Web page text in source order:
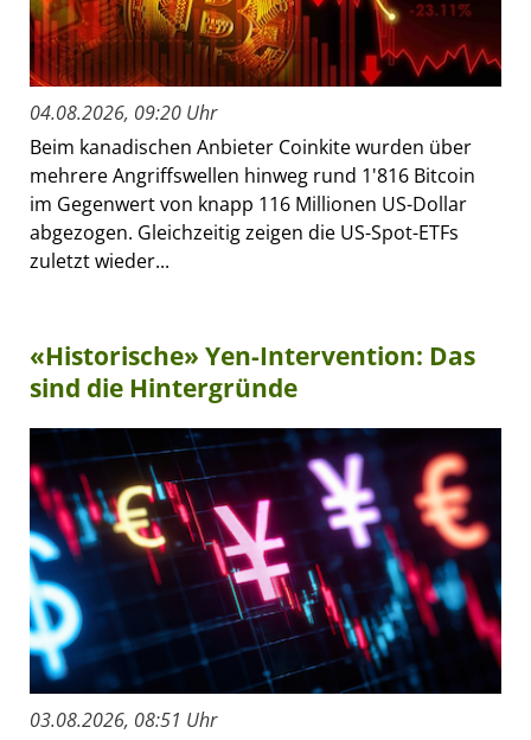
04.08.2026, 09:20 Uhr
Beim kanadischen Anbieter Coinkite wurden über
mehrere Angriffswellen hinweg rund 1'816 Bitcoin
im Gegenwert von knapp 116 Millionen US-Dollar
abgezogen. Gleichzeitig zeigen die US-Spot-ETFs
zuletzt wieder...
«Historische» Yen-Intervention: Das
sind die Hintergründe
03.08.2026, 08:51 Uhr